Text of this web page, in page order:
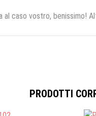
caso vostro, benissimo!
PRODOTTI